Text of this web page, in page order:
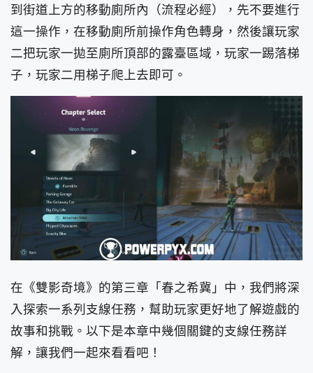
到街道上方的移動廁所內（流程必經），先不要進行
這一操作，在移動廁所前操作角色轉身，然後讓玩家
二把玩家一拋至廁所頂部的露臺區域，玩家一踢落梯
子，玩家二用梯子爬上去即可。
在《雙影奇境》的第三章「春之希冀」中，我們將深
入探索一系列支線任務，幫助玩家更好地了解遊戲的
故事和挑戰。以下是本章中幾個關鍵的支線任務詳
解，讓我們一起來看看吧！